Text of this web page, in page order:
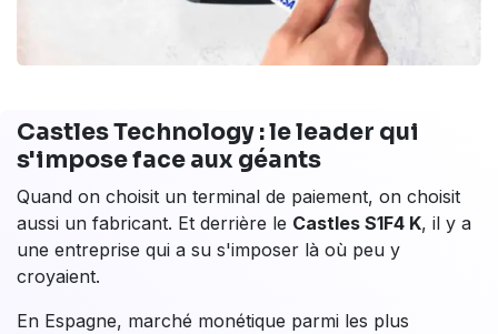
Castles Technology : le leader qui
s'impose face aux géants
Quand on choisit un terminal de paiement, on choisit
aussi un fabricant. Et derrière le Castles S1F4 K, il y a
une entreprise qui a su s'imposer là où peu y
croyaient.
En Espagne, marché monétique parmi les plus